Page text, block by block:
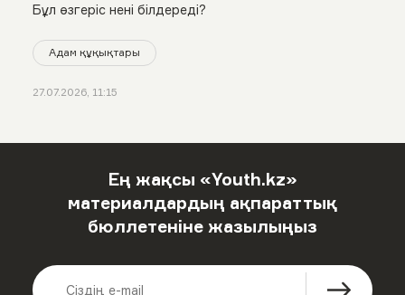
Бұл өзгеріс нені білдереді?
Адам құқықтары
27.07.2026, 11:15
Ең жақсы «Youth.kz»
материалдардың ақпараттық
бюллетеніне жазылыңыз